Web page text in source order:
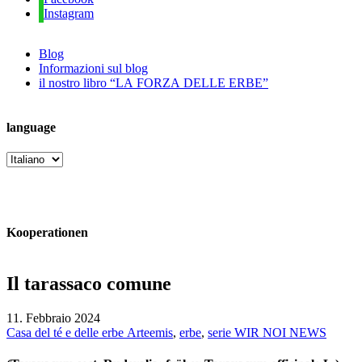
Instagram
Blog
Informazioni sul blog
il nostro libro “LA FORZA DELLE ERBE”
language
language
Kooperationen
Il tarassaco comune
11. Febbraio 2024
Casa del té e delle erbe Arteemis, erbe, serie WIR NOI NEWS